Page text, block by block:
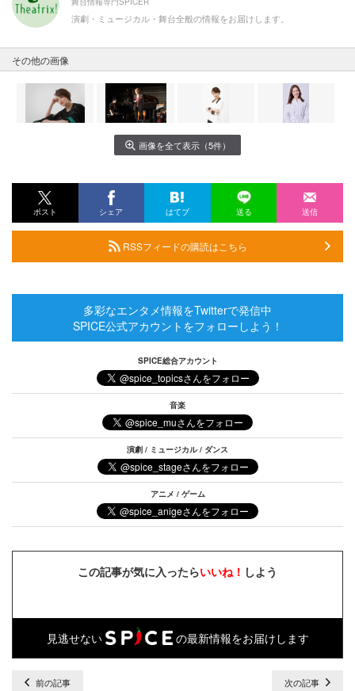
演劇・ミュージカル・舞台全般の情報をお届けします。
その他の画像
画像を全て表示（5件）
ポスト シェア はてブ 送る 送信
RSSフィードの購読はこちら
多彩なエンタメ情報をTwitterで発信中
SPICE公式アカウントをフォローしよう！
SPICE総合アカウント
音楽
演劇 / ミュージカル / ダンス
アニメ / ゲーム
この記事が気に入ったらいいね！ しよう
見逃せない の最新情報をお届けします
前の記事 次の記事